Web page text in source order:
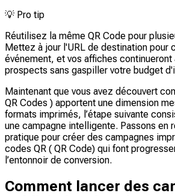
💡 Pro tip
Réutilisez la même QR Code pour
Mettez à jour l'URL de destination pour
événement, et vos affiches continueront
prospects sans gaspiller votre budget
Maintenant que vous avez découvert
QR Codes ) apportent une dimension
formats imprimés, l’étape suivante
une campagne intelligente. Passons en
pratique pour créer des campagnes
codes QR ( QR Code) qui font
l’entonnoir de conversion.
Comment lancer des